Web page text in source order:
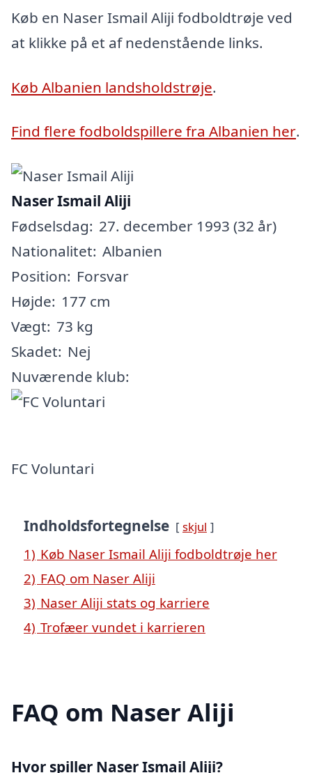
Køb en Naser Ismail Aliji fodboldtrøje ved
at klikke på et af nedenstående links.
Køb Albanien landsholdstrøje.
Find flere fodboldspillere fra Albanien her.
Naser Ismail Aliji
Fødselsdag: 27. december 1993 (32 år)
Nationalitet: Albanien
Position: Forsvar
Højde: 177 cm
Vægt: 73 kg
Skadet: Nej
Nuværende klub:
FC Voluntari
Indholdsfortegnelse skjul
1) Køb Naser Ismail Aliji fodboldtrøje her
2) FAQ om Naser Aliji
3) Naser Aliji stats og karriere
4) Trofæer vundet i karrieren
FAQ om Naser Aliji
Hvor spiller Naser Ismail Aliji?